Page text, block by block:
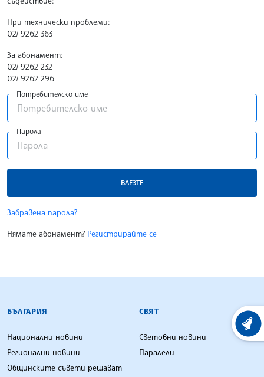
При технически проблеми:
02/ 9262 363
За абонамент:
02/ 9262 232
02/ 9262 296
Потребителско име
Парола
ВЛЕЗТЕ
Забравена парола?
Нямате абонамент? Регистрирайте се
БЪЛГАРСКА ТЕЛЕГРАФНА АГЕНЦИЯ
БЪЛГАРИЯ
Национални новини
Регионални новини
Общинските съвети решават
СВЯТ
Световни новини
Паралели